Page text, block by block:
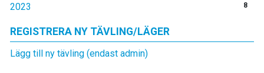
2023 8
REGISTRERA NY TÄVLING/LÄGER
Lägg till ny tävling (endast admin)